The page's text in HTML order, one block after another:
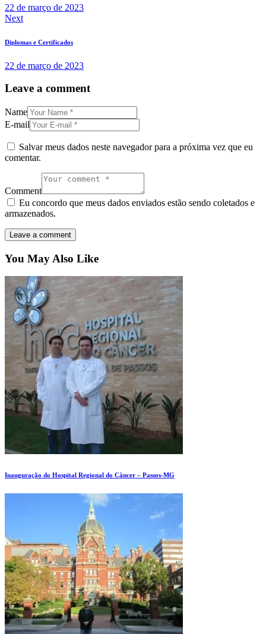
22 de março de 2023
Next
Diplomas e Certificados
22 de março de 2023
Leave a comment
Name
E-mail
Salvar meus dados neste navegador para a próxima vez que eu
comentar.
Comment
Eu concordo que meus dados enviados estão sendo coletados e
armazenados.
You May Also Like
Inauguração do Hospital Regional do Câncer – Passos-MG